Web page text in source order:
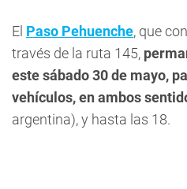
El Paso Pehuenche, que
través de la ruta 145,
este sábado 30 de mayo,
vehículos, en ambos
argentina), y hasta las 18.